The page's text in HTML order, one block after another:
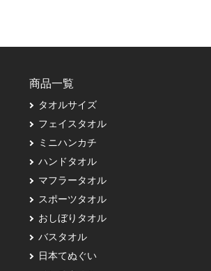
商品一覧
タオルサイズ
フェイスタオル
ミニハンカチ
ハンドタオル
マフラータオル
スポーツタオル
おしぼりタオル
バスタオル
日本てぬぐい